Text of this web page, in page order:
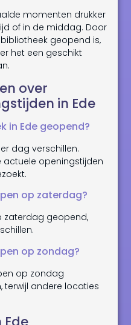
momenten drukker
of in de middag. Door
geopend is,
het een geschikt
over
in Ede
in Ede geopend?
dag verschillen.
openingstijden
op zaterdag?
zaterdag geopend,
op zondag?
op zondag
andere locaties